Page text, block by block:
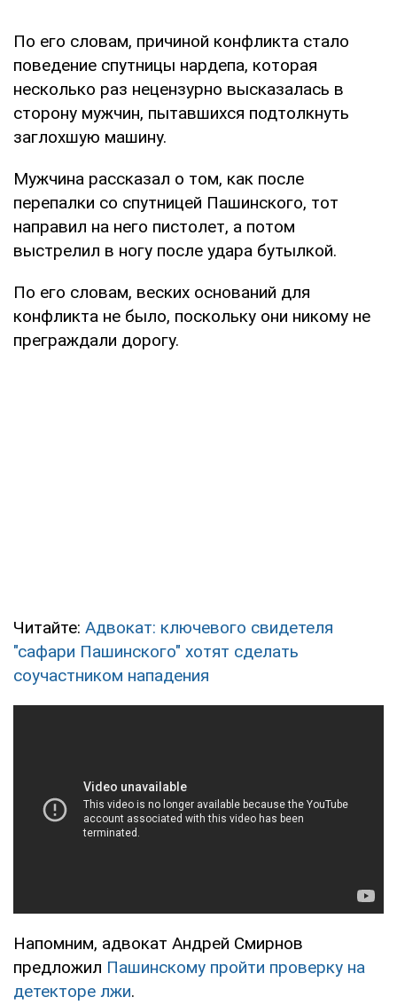
По его словам, причиной конфликта стало
поведение спутницы нардепа, которая
несколько раз нецензурно высказалась в
сторону мужчин, пытавшихся подтолкнуть
заглохшую машину.
Мужчина рассказал о том, как после
перепалки со спутницей Пашинского, тот
направил на него пистолет, а потом
выстрелил в ногу после удара бутылкой.
По его словам, веских оснований для
конфликта не было, поскольку они никому не
преграждали дорогу.
Читайте: Адвокат: ключевого свидетеля
"сафари Пашинского" хотят сделать
соучастником нападения
Напомним, адвокат Андрей Смирнов
предложил Пашинскому пройти проверку на
детекторе лжи.